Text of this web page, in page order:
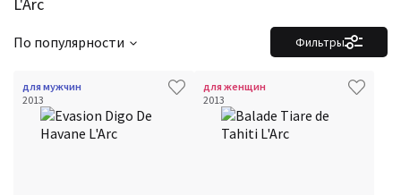
Фильтры
По популярности
для мужчин
2013
для женщин
2013